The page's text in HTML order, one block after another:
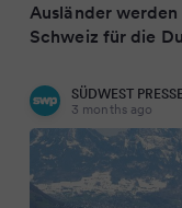
Ausländer
Schweiz für die
SÜDWEST
3 months ago